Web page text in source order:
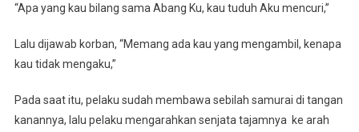
“Apa yang kau bilang sama Abang Ku, kau tuduh Aku mencuri,”
Lalu dijawab korban, “Memang ada kau yang mengambil, kenapa
kau tidak mengaku,”
Pada saat itu, pelaku sudah membawa sebilah samurai di tangan
kanannya, lalu pelaku mengarahkan senjata tajamnya ke arah